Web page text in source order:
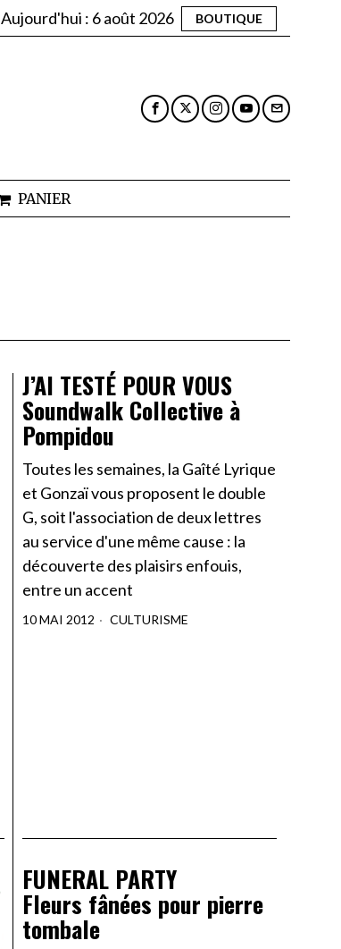
Aujourd'hui : 6 août 2026 BOUTIQUE
PANIER
J’AI TESTÉ POUR VOUS
Soundwalk Collective à
Pompidou
Toutes les semaines, la Gaîté Lyrique
et Gonzaï vous proposent le double
G, soit l'association de deux lettres
au service d'une même cause : la
découverte des plaisirs enfouis,
entre un accent
10 MAI 2012 CULTURISME
FUNERAL PARTY
Fleurs fânées pour pierre
tombale